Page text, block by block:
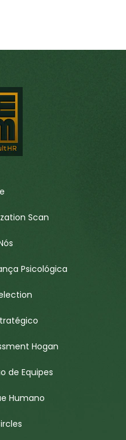
Scan
Psicológica
Hogan
de Equipes
Humano